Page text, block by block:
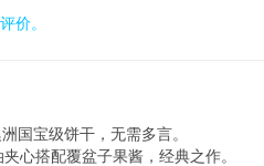
价。
洲国宝级饼干，无需多言。
夹心搭配覆盆子果酱，经典之作。